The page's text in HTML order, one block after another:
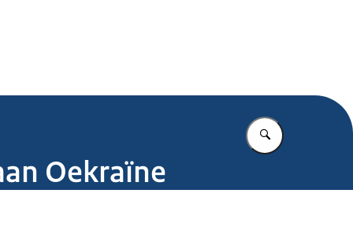
Vul in wat u
Oekraïne